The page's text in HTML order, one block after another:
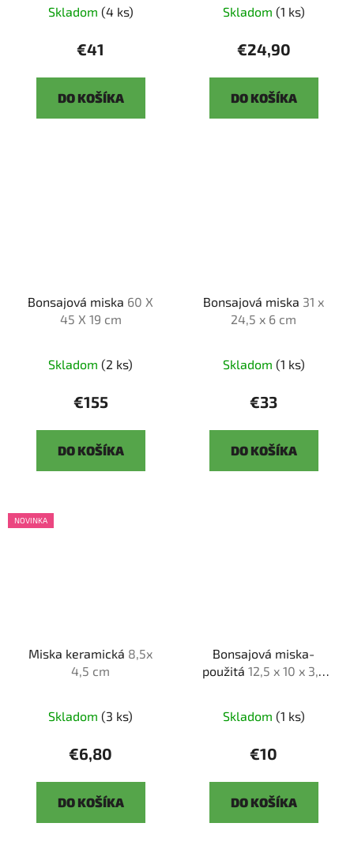
Skladom (4 ks)
€41
DO KOŠÍKA
Skladom (1 ks)
€24,90
DO KOŠÍKA
Bonsajová miska 60 X
45 X 19 cm
Skladom (2 ks)
€155
DO KOŠÍKA
Bonsajová miska 31 x
24,5 x 6 cm
Skladom (1 ks)
€33
DO KOŠÍKA
NOVINKA
Miska keramická 8,5x
4,5 cm
Skladom (3 ks)
€6,80
DO KOŠÍKA
Bonsajová miska-
použitá 12,5 x 10 x 3,3
Skladom (1 ks)
€10
DO KOŠÍKA